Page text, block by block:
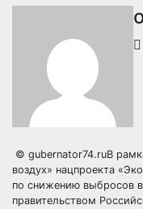
© gubernator74.ruВ
воздух» нацпроекта
по снижению выбросов
правительством